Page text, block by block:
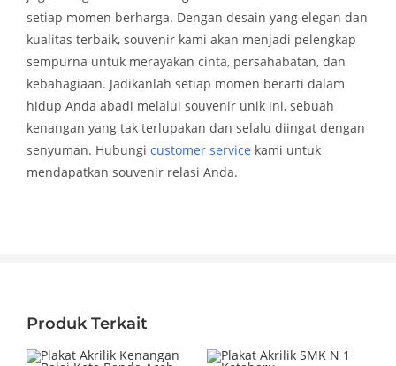
setiap momen berharga. Dengan desain yang elegan dan
kualitas terbaik, souvenir kami akan menjadi pelengkap
sempurna untuk merayakan cinta, persahabatan, dan
kebahagiaan. Jadikanlah setiap momen berarti dalam
hidup Anda abadi melalui souvenir unik ini, sebuah
kenangan yang tak terlupakan dan selalu diingat dengan
senyuman. Hubungi customer service kami untuk
mendapatkan souvenir relasi Anda.
Produk Terkait